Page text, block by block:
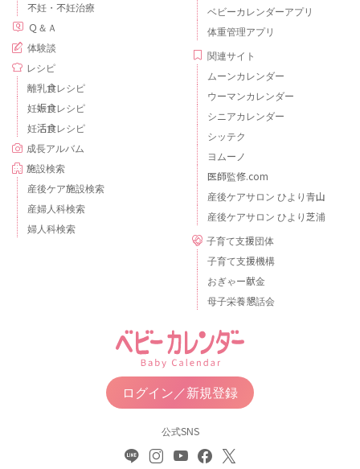
不妊・不妊治療
Ｑ＆Ａ
体験談
レシピ
離乳食レシピ
妊娠食レシピ
妊活食レシピ
成長アルバム
施設検索
産後ケア施設検索
産婦人科検索
婦人科検索
ベビーカレンダーアプリ
体重管理アプリ
関連サイト
ムーンカレンダー
ウーマンカレンダー
シニアカレンダー
シッテク
ヨムーノ
医師監修.com
産後ケアサロン ひより青山
産後ケアサロン ひより芝浦
子育て支援団体
子育て支援機構
おぎゃー献金
母子栄養懇話会
ログイン／新規登録
公式SNS